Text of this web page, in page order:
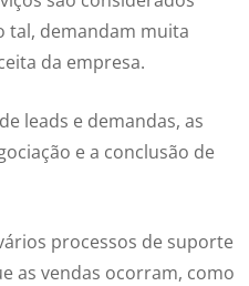
tal, demandam muita
da empresa.
leads e demandas, as
e a conclusão de
processos de suporte
as vendas ocorram, como